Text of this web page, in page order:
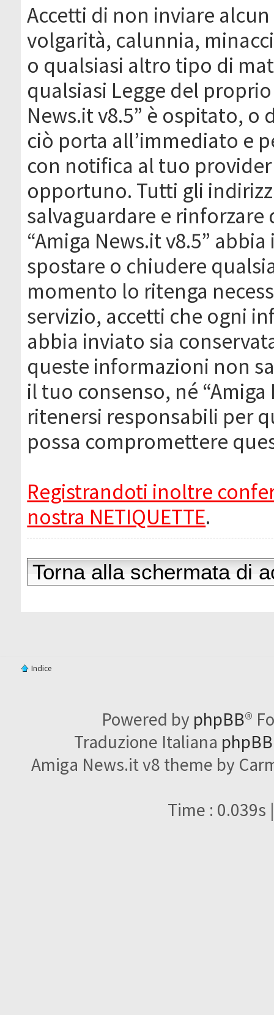
Accetti di non inviare
volgarità, calunnia,
o qualsiasi altro tipo di
qualsiasi Legge del
News.it v8.5” è ospitato, o
ciò porta all’immediato e
con notifica al tuo
opportuno. Tutti gli
salvaguardare e
“Amiga News.it v8.5”
spostare o chiudere
momento lo ritenga
servizio, accetti che ogni
abbia inviato sia
queste informazioni non
il tuo consenso, né
ritenersi responsabili per
possa compromettere
Registrandoti inoltre
nostra NETIQUETTE.
Torna alla schermata di
Indice
Powered by phpBB®
Traduzione Italiana
Amiga News.it v8 theme by
Time : 0.039s